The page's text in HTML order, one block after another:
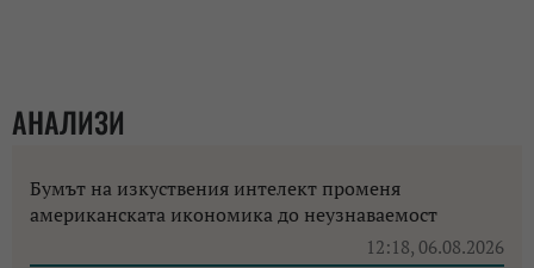
АНАЛИЗИ
Бумът на изкуствения интелект променя
американската икономика до неузнаваемост
12:18, 06.08.2026